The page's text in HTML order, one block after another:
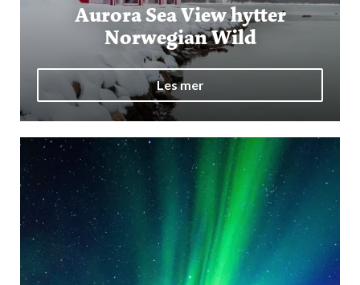
Aurora Sea View hytter
Norwegian Wild
Les mer